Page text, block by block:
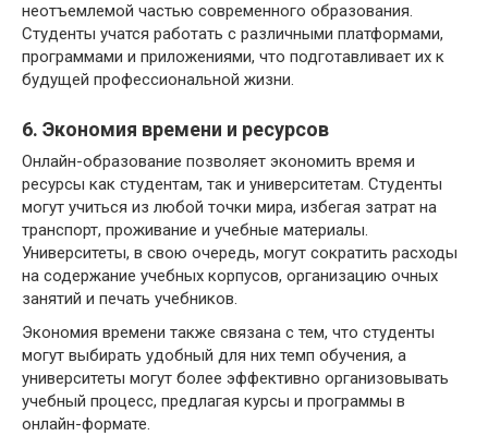
неотъемлемой частью современного образования.
Студенты учатся работать с различными платформами,
программами и приложениями, что подготавливает их к
будущей профессиональной жизни.
6. Экономия времени и ресурсов
Онлайн-образование позволяет экономить время и
ресурсы как студентам, так и университетам. Студенты
могут учиться из любой точки мира, избегая затрат на
транспорт, проживание и учебные материалы.
Университеты, в свою очередь, могут сократить расходы
на содержание учебных корпусов, организацию очных
занятий и печать учебников.
Экономия времени также связана с тем, что студенты
могут выбирать удобный для них темп обучения, а
университеты могут более эффективно организовывать
учебный процесс, предлагая курсы и программы в
онлайн-формате.